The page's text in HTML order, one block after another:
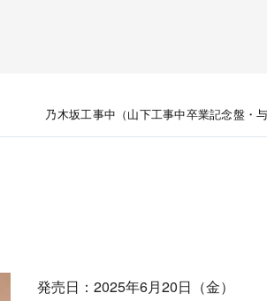
乃木坂工事中（山下工事中卒業記念盤・
発売日：2025年6月20日（金）